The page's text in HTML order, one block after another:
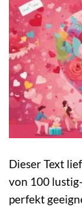
Dieser Text
von 100
perfekt